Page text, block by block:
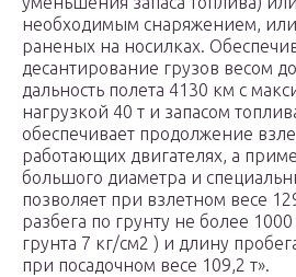
необходимым снаряжением,
раненых на носилках.
десантирование грузов весом
дальность полета 4130 км с
нагрузкой 40 т и запасом
обеспечивает продолжение
работающих двигателях, а
большого диаметра и
позволяет при взлетном весе
разбега по грунту не более
грунта 7 кг/см2 ) и длину
при посадочном весе 109,2 т».